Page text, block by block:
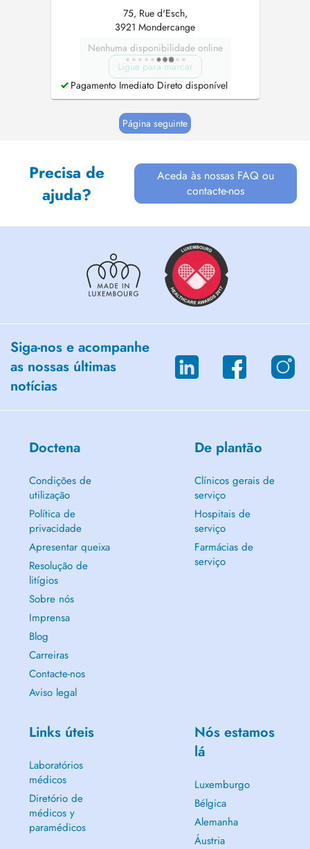
75, Rue d'Esch,
3921 Mondercange
Nenhuma disponibilidade online
Ligue para marcar
Pagamento Imediato Direto disponível
Página seguinte
Precisa de
ajuda?
Aceda às nossas FAQ ou
contacte-nos
Siga-nos e acompanhe
as nossas últimas
notícias
Doctena
Condições de
utilização
Política de
privacidade
Apresentar queixa
Resolução de
litígios
Sobre nós
Imprensa
Blog
Carreiras
Contacte-nos
Aviso legal
De plantão
Clínicos gerais de
serviço
Hospitais de
serviço
Farmácias de
serviço
Links úteis
Laboratórios
médicos
Diretório de
médicos y
paramédicos
Nós estamos
lá
Luxemburgo
Bélgica
Alemanha
Áustria